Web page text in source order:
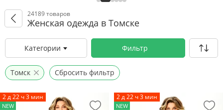
24189 товаров
Женская одежда в Томске
Категории Фильтр
Томск Сбросить фильтр
2 д 22 ч 3 мин
NEW
2 д 22 ч 3 мин
NEW